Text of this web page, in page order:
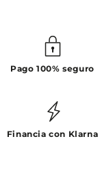
Pago 100% seguro
Financia con Klarna